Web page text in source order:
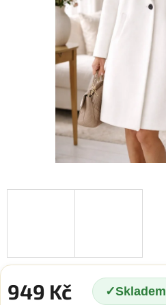
949 Kč Skladem